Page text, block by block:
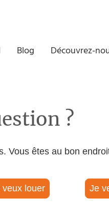
Blog Découvrez-
?
Vous êtes au bon
veux louer Je